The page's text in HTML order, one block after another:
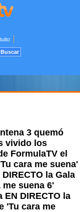
3 quemó
vivido los
FormulaTV el
cara me suena'
la Gala
me suena 6'
EN DIRECTO la
'Tu cara me